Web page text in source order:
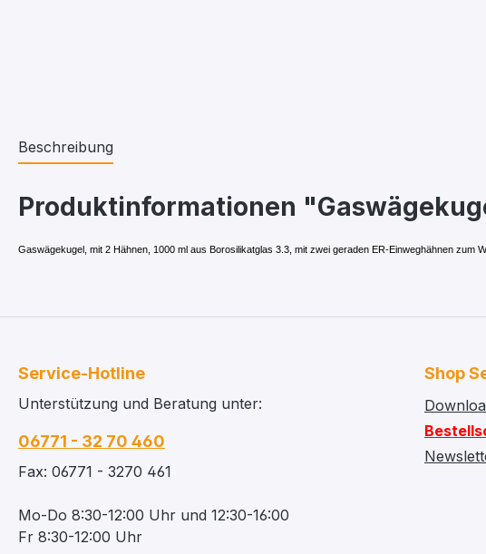
Beschreibung
Produktinformationen
Gaswägekugel, mit 2 Hähnen, 1000 ml aus Borosilikatglas 3.3, mit zwei geraden ER-Einweghähnen zum
Service-Hotline
Unterstützung und Beratung unter:
06771 - 32 70 460
Fax: 06771 - 3270 461
Mo-Do 8:30-12:00 Uhr und 12:30-16:00
Fr 8:30-12:00 Uhr
Shop